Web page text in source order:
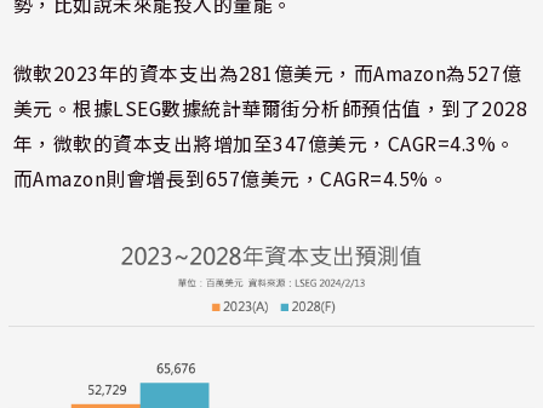
微軟2023年的資本支出為281億美元，而Amazon為527億
美元。根據LSEG數據統計華爾街分析師預估值，到了2028
年，微軟的資本支出將增加至347億美元，CAGR=4.3%。
而Amazon則會增長到657億美元，CAGR=4.5%。